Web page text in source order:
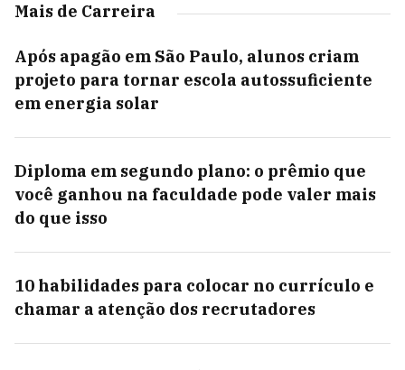
Mais de Carreira
Após apagão em São Paulo, alunos criam
projeto para tornar escola autossuficiente
em energia solar
Diploma em segundo plano: o prêmio que
você ganhou na faculdade pode valer mais
do que isso
10 habilidades para colocar no currículo e
chamar a atenção dos recrutadores